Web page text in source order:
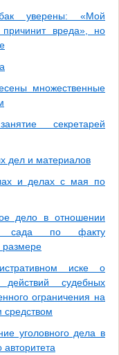
уверены: «Мой
вреда», но
множественные
секретарей
дел и материалов
и делах с мая по
дело в отношении
сада по факту
размере
иске о
судебных
ограничения на
средством
уголовного дела в